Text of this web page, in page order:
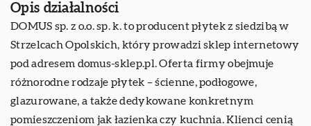
Opis działalności
DOMUS sp. z o.o. sp. k. to producent płytek z siedzibą w
Strzelcach Opolskich, który prowadzi sklep internetowy
pod adresem domus-sklep.pl. Oferta firmy obejmuje
różnorodne rodzaje płytek – ścienne, podłogowe,
glazurowane, a także dedykowane konkretnym
pomieszczeniom jak łazienka czy kuchnia. Klienci cenią